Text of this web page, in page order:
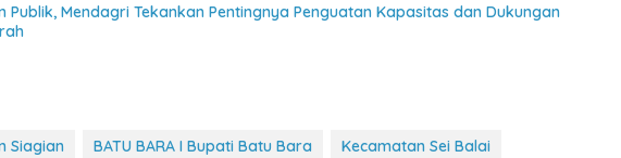
Publik, Mendagri Tekankan Pentingnya Penguatan Kapasitas dan Dukungan
Siagian BATU BARA I Bupati Batu Bara
Kecamatan Sei Balai